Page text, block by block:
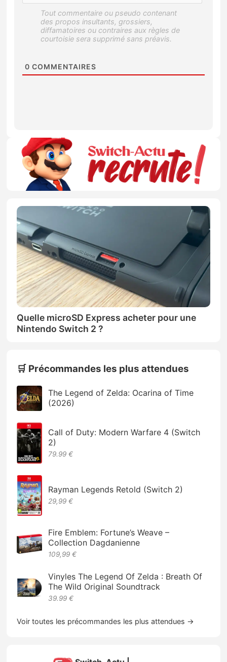
0 COMMENTAIRES
Quelle microSD Express acheter pour une
Nintendo Switch 2 ?
🛒 Précommandes les plus attendues
The Legend of Zelda: Ocarina of Time
(2026)
Call of Duty: Modern Warfare 4 (Switch
2)
79.99 €
Rayman Legends Retold (Switch 2)
29,99 €
Fire Emblem: Fortune’s Weave –
Collection Dagdanienne
109,99 €
Vinyles The Legend Of Zelda : Breath Of
The Wild Original Soundtrack
39.99 €
Voir toutes les précommandes les plus attendues →